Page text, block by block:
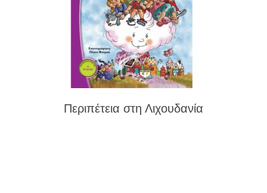
Περιπέτεια στη Λιχουδανία